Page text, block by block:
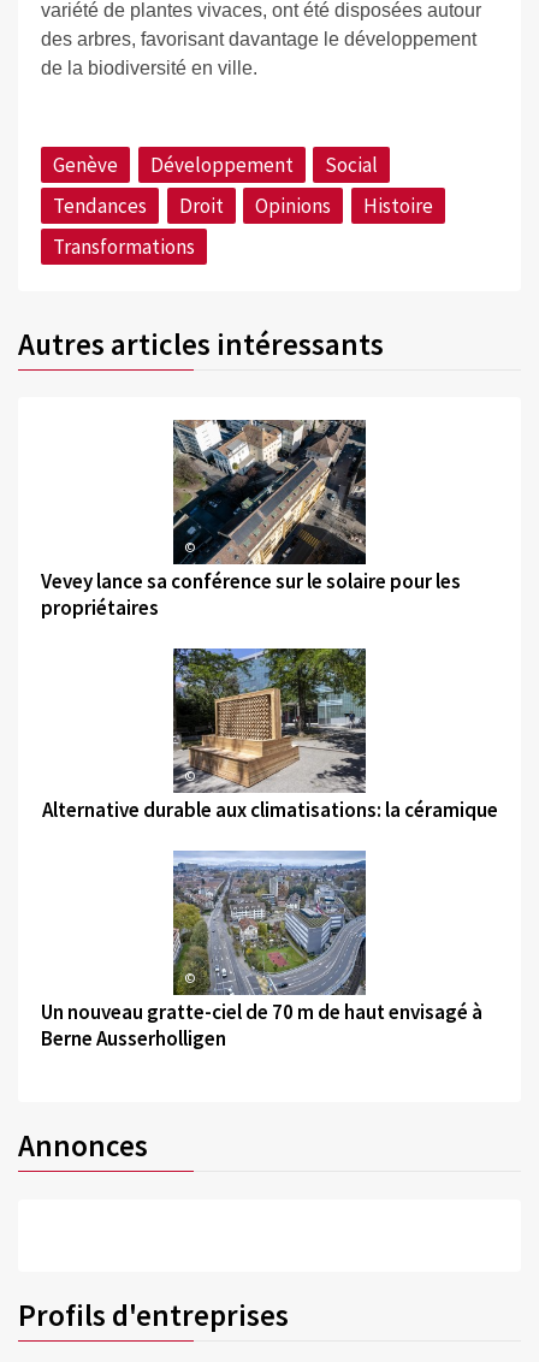
variété de plantes vivaces, ont été disposées autour
des arbres, favorisant davantage le développement
de la biodiversité en ville.
Genève Développement
Social
Tendances
Droit Opinions
Histoire
Transformations
Autres articles intéressants
©
Vevey lance sa conférence sur le solaire pour les
propriétaires
©
Alternative durable aux climatisations: la céramique
©
Un nouveau gratte-ciel de 70 m de haut envisagé à
Berne Ausserholligen
Annonces
Profils d'entreprises